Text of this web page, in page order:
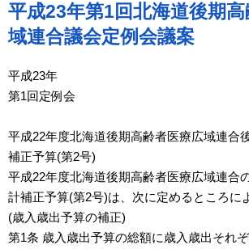
平成23年第1回北海道後期
域連合議会定例会議案
平成23年
第1回定例会
平成22年度北海道後期高齢者医療広域連合
補正予算(第2号)
平成22年度北海道後期高齢者医療広域連合
計補正予算(第2号)は、次に定めるところに
(歳入歳出予算の補正)
第1条 歳入歳出予算の総額に歳入歳出それ